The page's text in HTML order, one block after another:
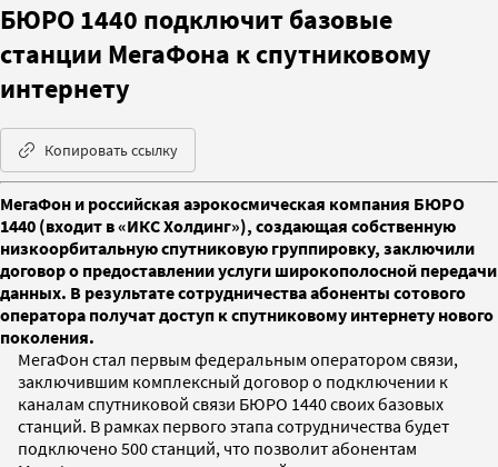
БЮРО 1440 подключит базовые
станции МегаФона к спутниковому
интернету
Копировать ссылку
МегаФон и российская аэрокосмическая компания БЮРО
1440 (входит в «ИКС Холдинг»), создающая собственную
низкоорбитальную спутниковую группировку, заключили
договор о предоставлении услуги широкополосной передачи
данных. В результате сотрудничества абоненты сотового
оператора получат доступ к спутниковому интернету нового
поколения.
МегаФон стал первым федеральным оператором связи,
заключившим комплексный договор о подключении к
каналам спутниковой связи БЮРО 1440 своих базовых
станций. В рамках первого этапа сотрудничества будет
подключено 500 станций, что позволит абонентам